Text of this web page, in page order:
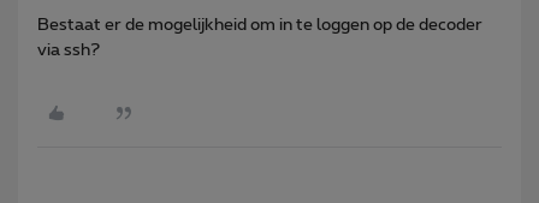
Bestaat er de mogelijkheid om in te loggen op de decoder
via ssh?